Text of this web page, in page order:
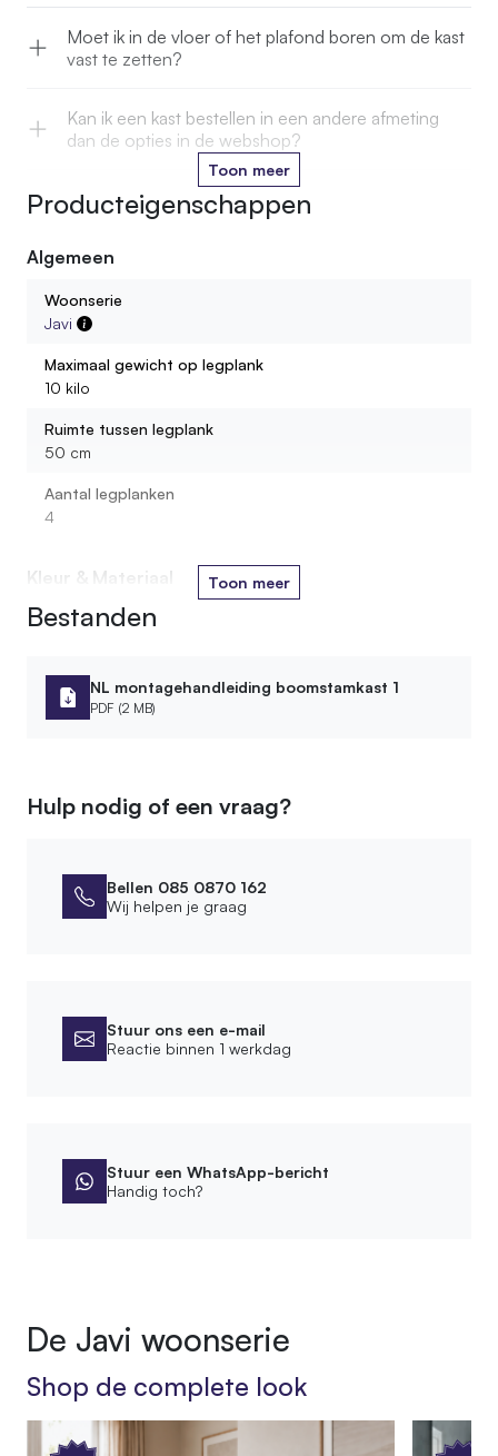
Moet ik in de vloer of het plafond boren om de kast
vast te zetten?
Kan ik een kast bestellen in een andere afmeting
dan de opties in de webshop?
Kan ik de stam in een kleur laten oliën die past bij
mijn interieur?
Hoeveel gewicht kan ik op één legplank zetten?
Uit wat voor materiaal bestaan de legplanken?
Toon meer
Producteigenschappen
Algemeen
Woonserie
Javi
Maximaal gewicht op legplank
10 kilo
Ruimte tussen legplank
50 cm
Aantal legplanken
4
Kleur & Materiaal
Houtsoort stam
Kleur oliebehandeling
2.Grey wash
Kleur legplank
Materiaal
Hout
250 cm
Wandmontage
Bevestigingsmateriaal meegeleverd
Bewerking
Geschuurd
Behandeling
Toon meer
Bestanden
NL montagehandleiding boomstamkast 1
PDF (2 MB)
Hulp nodig of een vraag?
Bellen 085 0870 162
Wij helpen je graag
Stuur ons een e-mail
Reactie binnen 1 werkdag
Stuur een WhatsApp-bericht
Handig toch?
De Javi woonserie
Shop de complete look